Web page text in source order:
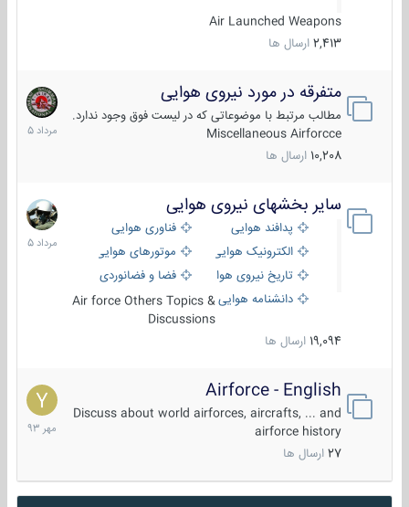
Air Launched Weapons
2,413 ارسال ها
متفرقه در مورد نیروی هوایی
مطالب مرتبط با موضوعاتی که در لیست فوق وجود ندارد.
Miscellaneous Airforcce
10,208 ارسال ها
7
مرداد
1405
سایر بخشهای نیروی هوایی
پدافند هوایی
فناوری هوایی
الکترونیک هوایی
موتورهای هوایی
تاریخ نیروی هوایی
فضا و فضانوردی
دانشنامه هواییAir force Others Topics &
Discussions
19,094 ارسال ها
2
مرداد
1405
Airforce - English
Discuss about world airforces, aircrafts, ... and
airforce history
27 ارسال ها
15
مهر
1393